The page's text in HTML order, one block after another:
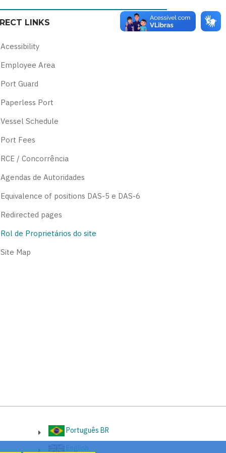
blue
theme
high
visibility
soft
theme
LINKS
Acessibility
Employee Area
Port Guard
Paperless Port
Vessel Schedule
Port Fees
RCE / Concorrência
Agendas de Autoridades
Equivalence of positions DAS-5 e DAS-6
Redirected pages
Rol de Proprietários do site
Site Map
Português BR
English